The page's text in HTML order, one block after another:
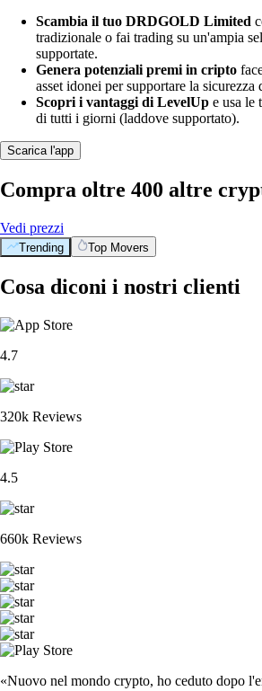
Scambia il tuo DRDGOLD Limited
tradizionale o fai trading su un'ampia
supportate.
Genera potenziali premi in cripto
asset idonei per supportare la sicurezza
Scopri i vantaggi di LevelUp e usa le
di tutti i giorni (laddove supportato).
Scarica l'app
Compra oltre 400 altre
Vedi prezzi
Trending Top Movers
Cosa diconi i nostri clienti
4.7
320k Reviews
4.5
660k Reviews
«Nuovo nel mondo crypto, ho ceduto dopo